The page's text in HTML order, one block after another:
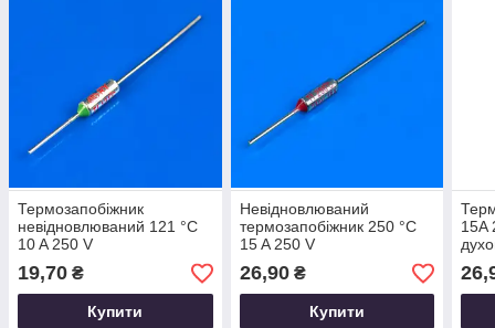
Термозапобіжник
невідновлюваний 121 °C
10 A 250 V
19,70 ₴
Купити
Невідновлюваний
термозапобіжник 250 °C
15 A 250 V
26,90₴
Купити
15A